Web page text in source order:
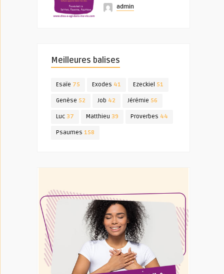
admin
Meilleures balises
Esaïe 75 Exodes 41 Ezeckiel 51
Genèse 52 Job 42 Jérémie 56
Luc 37 Matthieu 39 Proverbes 44
Psaumes 158